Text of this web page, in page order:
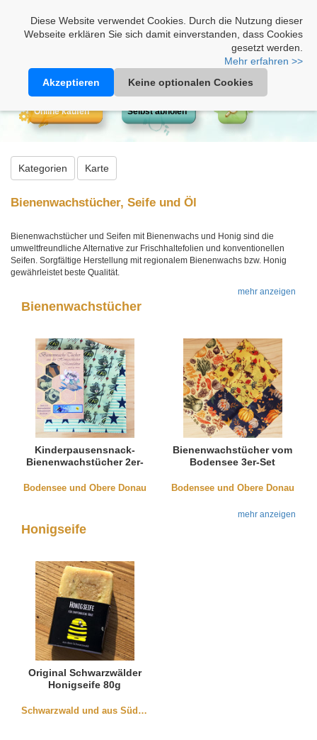
Diese Website verwendet Cookies. Durch die Nutzung dieser
Webseite erklären Sie sich damit einverstanden, dass Cookies
gesetzt werden.
Mehr erfahren >>
Akzeptieren
Keine optionalen Cookies
Online kaufen Selbst abholen
Kategorien Karte
Bienenwachstücher, Seife und Öl
Bienenwachstücher und Seifen mit Bienenwachs und Honig sind die
umweltfreundliche Alternative zur Frischhaltefolien und konventionellen
Seifen. Sorgfältige Herstellung mit regionalem Bienenwachs bzw. Honig
gewährleistet beste Qualität.
mehr anzeigen
Bienenwachstücher
Kinderpausensnack-
Bienenwachstücher 2er-
Bodensee und Obere Donau
Bienenwachstücher vom
Bodensee 3er-Set
Bodensee und Obere Donau
mehr anzeigen
Honigseife
Original Schwarzwälder
Honigseife 80g
Schwarzwald und aus Südbaden